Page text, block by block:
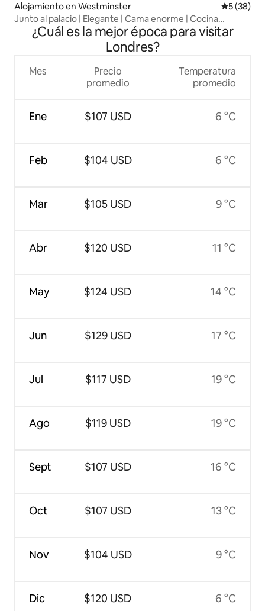
Alojamiento en Westminster
5 (38)
Junto al palacio | Elegante | Cama enorme | Cocina
completa
¿Cuál es la mejor época para visitar
Londres?
Mes
Ene
Feb
Mar
Abr
May
Jun
Jul
Ago
Sept
Oct
Nov
Dic
Precio
promedio
$107 USD
$104 USD
$105 USD
$120 USD
$124 USD
$129 USD
$117 USD
$119 USD
$107 USD
$107 USD
$104 USD
$120 USD
Temperatura
promedio
6 °C
6 °C
9 °C
11 °C
14 °C
17 °C
19 °C
19 °C
16 °C
13 °C
9 °C
6 °C